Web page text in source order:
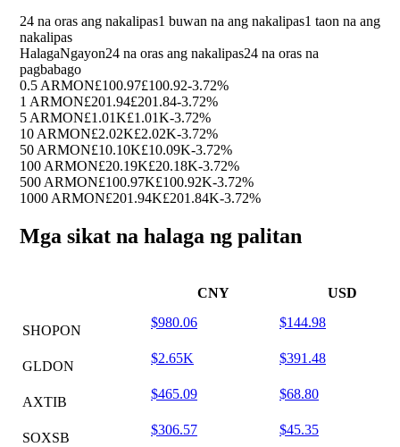
24 na oras ang nakalipas1 buwan na ang nakalipas1 taon na ang
nakalipas
HalagaNgayon24 na oras ang nakalipas24 na oras na
pagbabago
0.5 ARMON£100.97£100.92-3.72%
1 ARMON£201.94£201.84-3.72%
5 ARMON£1.01K£1.01K-3.72%
10 ARMON£2.02K£2.02K-3.72%
50 ARMON£10.10K£10.09K-3.72%
100 ARMON£20.19K£20.18K-3.72%
500 ARMON£100.97K£100.92K-3.72%
1000 ARMON£201.94K£201.84K-3.72%
Mga sikat na halaga ng palitan
CNY USD
SHOPON
$980.06 $144.98
GLDON
$2.65K $391.48
AXTIB
$465.09 $68.80
SOXSB
$306.57 $45.35